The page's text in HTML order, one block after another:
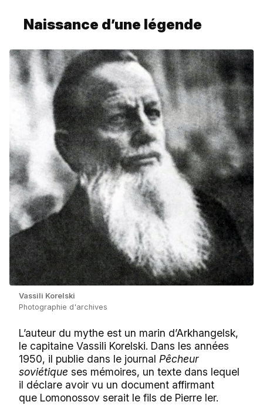
Naissance d’une légende
Vassili Korelski
Photographie d'archives
L’auteur du mythe est un marin d’Arkhangelsk,
le capitaine Vassili Korelski. Dans les années
1950, il publie dans le journal Pêcheur
soviétique ses mémoires, un texte dans lequel
il déclare avoir vu un document affirmant
que Lomonossov serait le fils de Pierre Ier.